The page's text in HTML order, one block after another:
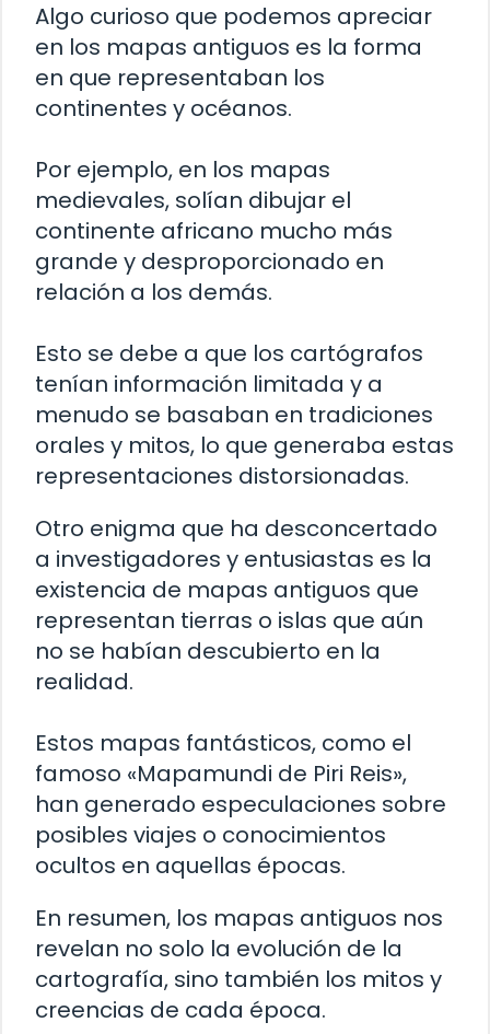
Algo curioso que podemos apreciar
en los mapas antiguos es la forma
en que representaban los
continentes y océanos.
Por ejemplo, en los mapas
medievales, solían dibujar el
continente africano mucho más
grande y desproporcionado en
relación a los demás.
Esto se debe a que los cartógrafos
tenían información limitada y a
menudo se basaban en tradiciones
orales y mitos, lo que generaba estas
representaciones distorsionadas.
Otro enigma que ha desconcertado
a investigadores y entusiastas es la
existencia de mapas antiguos que
representan tierras o islas que aún
no se habían descubierto en la
realidad.
Estos mapas fantásticos, como el
famoso «Mapamundi de Piri Reis»,
han generado especulaciones sobre
posibles viajes o conocimientos
ocultos en aquellas épocas.
En resumen, los mapas antiguos nos
revelan no solo la evolución de la
cartografía, sino también los mitos y
creencias de cada época.